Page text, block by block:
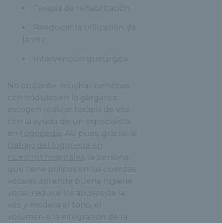
Terapia de rehabilitación.
Reeducar la utilización de
la voz.
Intervención quirúrgica.
No obstante, muchas personas
con nódulos en la garganta
escogen realizar terapia de voz
con la ayuda de un especialista
en
Logopedia . Así pues, gracias al
trabajo del logopeda en
nuestros hospitales
, la persona
que tiene pólipos en las cuerdas
vocales aprende buena higiene
vocal, reduce los abusos de la
voz y modera el tono, el
volumen o la integración de la